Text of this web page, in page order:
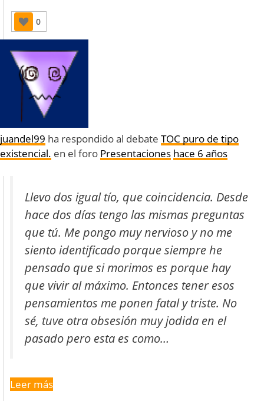
0
juandel99 ha respondido al debate TOC puro de tipo
existencial. en el foro Presentaciones hace 6 años
Llevo dos igual tío, que coincidencia. Desde
hace dos días tengo las mismas preguntas
que tú. Me pongo muy nervioso y no me
siento identificado porque siempre he
pensado que si morimos es porque hay
que vivir al máximo. Entonces tener esos
pensamientos me ponen fatal y triste. No
sé, tuve otra obsesión muy jodida en el
pasado pero esta es como…
Leer más